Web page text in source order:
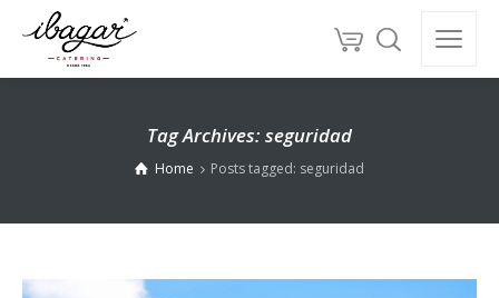
Tag Archives: seguridad
Home Posts tagged: seguridad